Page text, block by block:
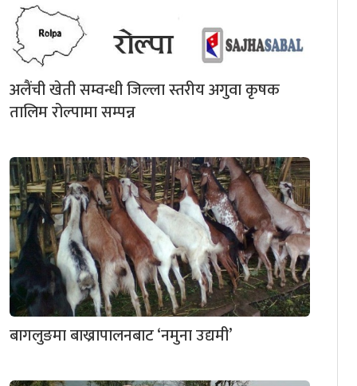
अलैंची खेती सम्वन्धी जिल्ला स्तरीय अगुवा कृषक
तालिम रोल्पामा सम्पन्न
बागलुङमा बाख्रापालनबाट ‘नमुना उद्यमी’